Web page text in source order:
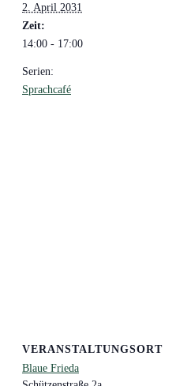
2. April 2031
Zeit:
14:00 - 17:00
Serien:
Sprachcafé
VERANSTALTUNGSORT
Blaue Frieda